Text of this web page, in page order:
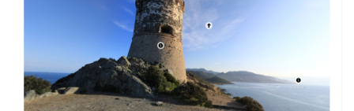
Cinéma – Journalisme
Promouvoir
Immobilier